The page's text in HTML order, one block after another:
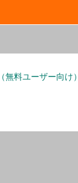
する
料ユーザー向け）